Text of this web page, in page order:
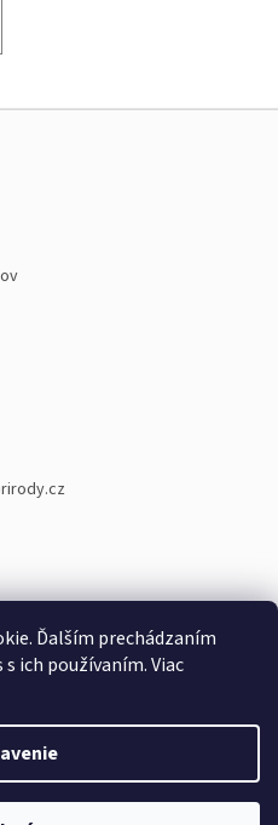
Ďalším prechádzaním
ich používaním. Viac
- Internetový obchod s